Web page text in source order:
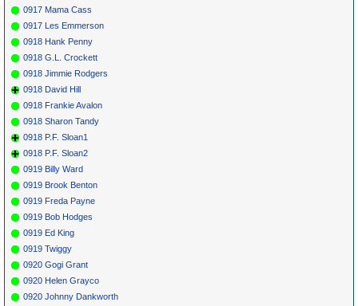
0917 Mama Cass
0917 Les Emmerson
0918 Hank Penny
0918 G.L. Crockett
0918 Jimmie Rodgers
0918 David Hill
0918 Frankie Avalon
0918 Sharon Tandy
0918 P.F. Sloan1
0918 P.F. Sloan2
0919 Billy Ward
0919 Brook Benton
0919 Freda Payne
0919 Bob Hodges
0919 Ed King
0919 Twiggy
0920 Gogi Grant
0920 Helen Grayco
0920 Johnny Dankworth